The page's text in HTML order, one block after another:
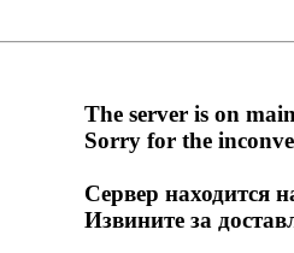
The server is on
Sorry for the
Сервер находится
Извините за